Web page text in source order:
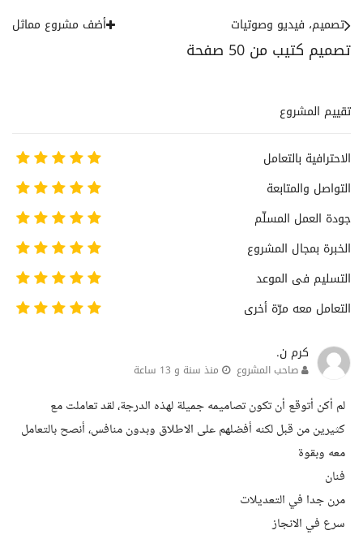
تصميم كتيب من 50 صفحة
تصميم، فيديو وصوتيات أضف مشروع مماثل
تقييم المشروع
الاحترافية بالتعامل
التواصل والمتابعة
جودة العمل المسلّم
الخبرة بمجال المشروع
التسليم فى الموعد
التعامل معه مرّة أخرى
كرم ن.
صاحب المشروع منذ سنة و 13 ساعة
لم أكن أتوقع أن تكون تصاميمه جميلة لهذه الدرجة، لقد تعاملت مع
كثيرين من قبل لكنه أفضلهم على الاطلاق وبدون منافس، أنصح بالتعامل
معه وبقوة
فنان
مرن جدا في التعديلات
سرع في الانجاز